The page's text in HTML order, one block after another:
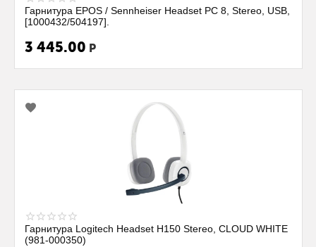
Гарнитура EPOS / Sennheiser Headset PC 8, Stereo, USB,
[1000432/504197].
3 445.00 Р
Гарнитура Logitech Headset H150 Stereo, CLOUD WHITE
(981-000350)